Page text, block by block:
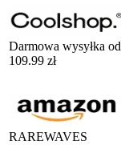
Darmowa wysyłka od
109.99 zł
RAREWAVES